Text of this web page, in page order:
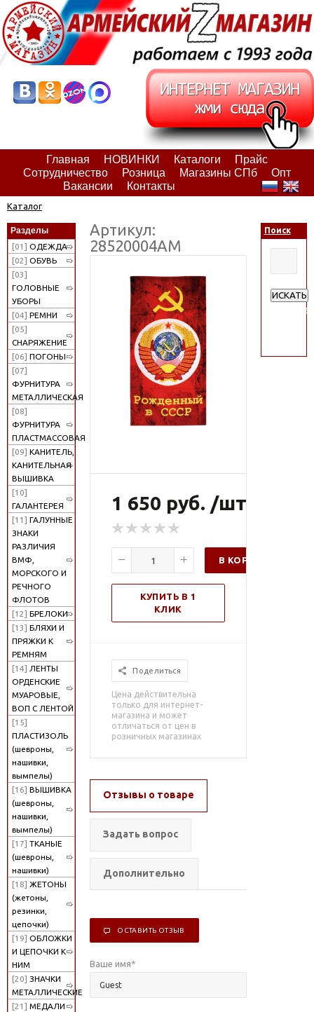
Главная НОВИНКИ Каталоги
Прайс
Сотрудничество
Розница Магазины СПб
Опт
Вакансии
Контакты
Каталог
Разделы
[01] ОДЕЖДА
[02] ОБУВЬ
[03]
ГОЛОВНЫЕ
УБОРЫ
[04] РЕМНИ
[05]
СНАРЯЖЕНИЕ
[06] ПОГОНЫ
[07]
ФУРНИТУРА
МЕТАЛЛИЧЕСКАЯ
[08]
ФУРНИТУРА
ПЛАСТМАССОВАЯ
[09] КАНИТЕЛЬ,
КАНИТЕЛЬНАЯ
ВЫШИВКА
[10]
ГАЛАНТЕРЕЯ
[11] ГАЛУННЫЕ
ЗНАКИ
РАЗЛИЧИЯ
ВМФ,
МОРСКОГО И
РЕЧНОГО
ФЛОТОВ
[12] БРЕЛОКИ
[13] БЛЯХИ И
ПРЯЖКИ К
РЕМНЯМ
[14] ЛЕНТЫ
ОРДЕНСКИЕ
МУАРОВЫЕ,
ВОП С ЛЕНТОЙ
[15]
ПЛАСТИЗОЛЬ
(шевроны,
нашивки,
вымпелы)
[16] ВЫШИВКА
(шевроны,
нашивки,
вымпелы)
[17] ТКАНЫЕ
(шевроны,
нашивки)
[18] ЖЕТОНЫ
(жетоны,
резинки,
цепочки)
[19] ОБЛОЖКИ
И ЦЕПОЧКИ К
НИМ
[20] ЗНАЧКИ
МЕТАЛЛИЧЕСКИЕ
[21] МЕДАЛИ
Артикул:
28520004АМ
1 650 руб. /шт
В КОРЗИНУ
КУПИТЬ В 1
КЛИК
Поделиться
Цена действительна
только для интернет-
магазина и может
отличаться от цен в
розничных магазинах
Отзывы о товаре
Задать вопрос
Дополнительно
ОСТАВИТЬ ОТЗЫВ
Ваше имя*
Поиск
ИСКАТЬ